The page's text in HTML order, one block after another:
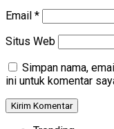
Email *
Situs Web
Simpan nama,
ini untuk komentar